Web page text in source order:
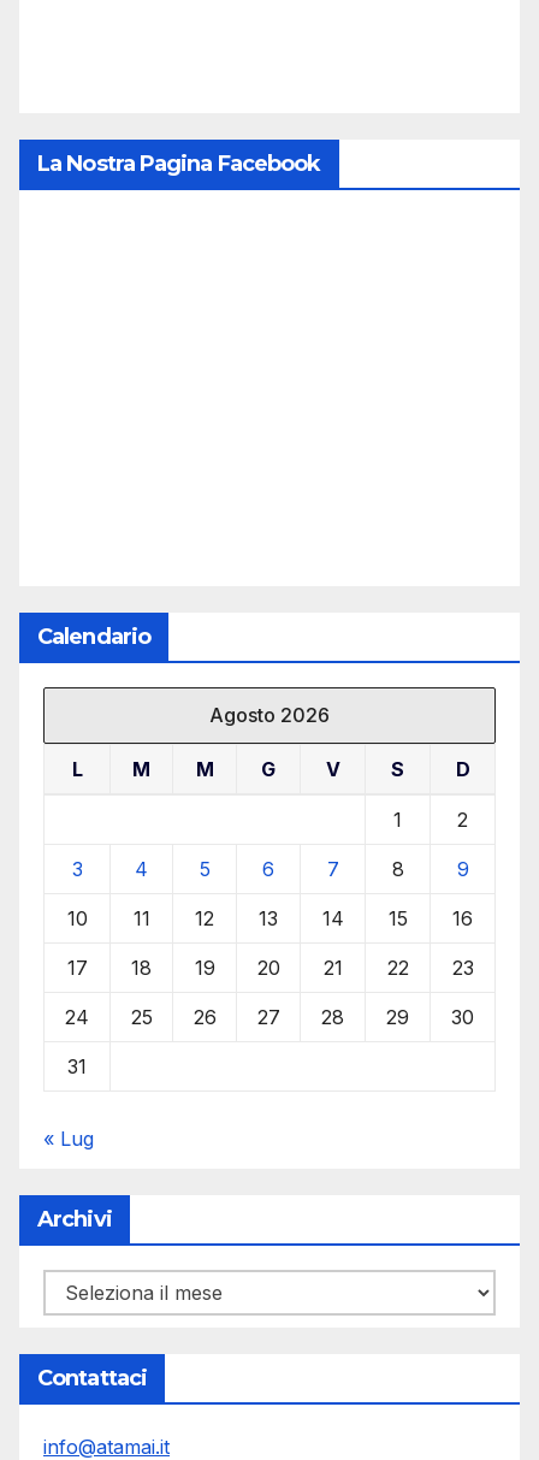
La Nostra Pagina Facebook
Calendario
Agosto 2026
L M M G V S D
1 2
3 4 5 6 7 8 9
10 11 12 13 14 15 16
17 18 19 20 21 22 23
24 25 26 27 28 29 30
31
« Lug
Archivi
Archivi
Contattaci
info@atamai.it